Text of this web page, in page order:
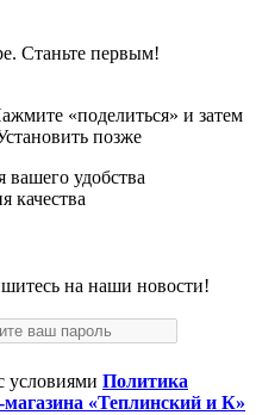
Станьте первым!
«поделиться» и затем
позже
удобства
качества
на наши новости!
условиями Политика
«Теплинский и К»